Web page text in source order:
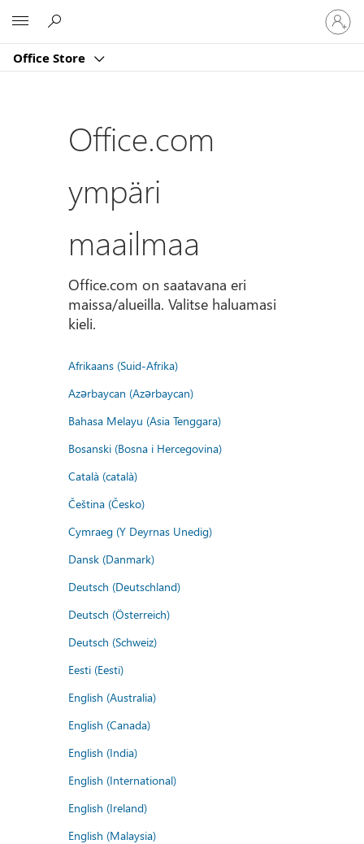
Office Store
sisään
tilille
Office.com
ympäri
maailmaa
Office.com on saatavana eri
maissa/alueilla. Valitse haluamasi
kieli.
Afrikaans (Suid-Afrika)
Azərbaycan (Azərbaycan)
Bahasa Melayu (Asia Tenggara)
Bosanski (Bosna i Hercegovina)
Català (català)
Čeština (Česko)
Cymraeg (Y Deyrnas Unedig)
Dansk (Danmark)
Deutsch (Deutschland)
Deutsch (Österreich)
Deutsch (Schweiz)
Eesti (Eesti)
English (Australia)
English (Canada)
English (India)
English (International)
English (Ireland)
English (Malaysia)